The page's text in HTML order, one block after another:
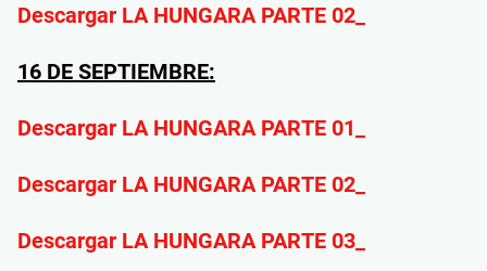
Descargar LA HUNGARA PARTE 02_
16 DE SEPTIEMBRE:
Descargar LA HUNGARA PARTE 01_
Descargar LA HUNGARA PARTE 02_
Descargar LA HUNGARA PARTE 03_